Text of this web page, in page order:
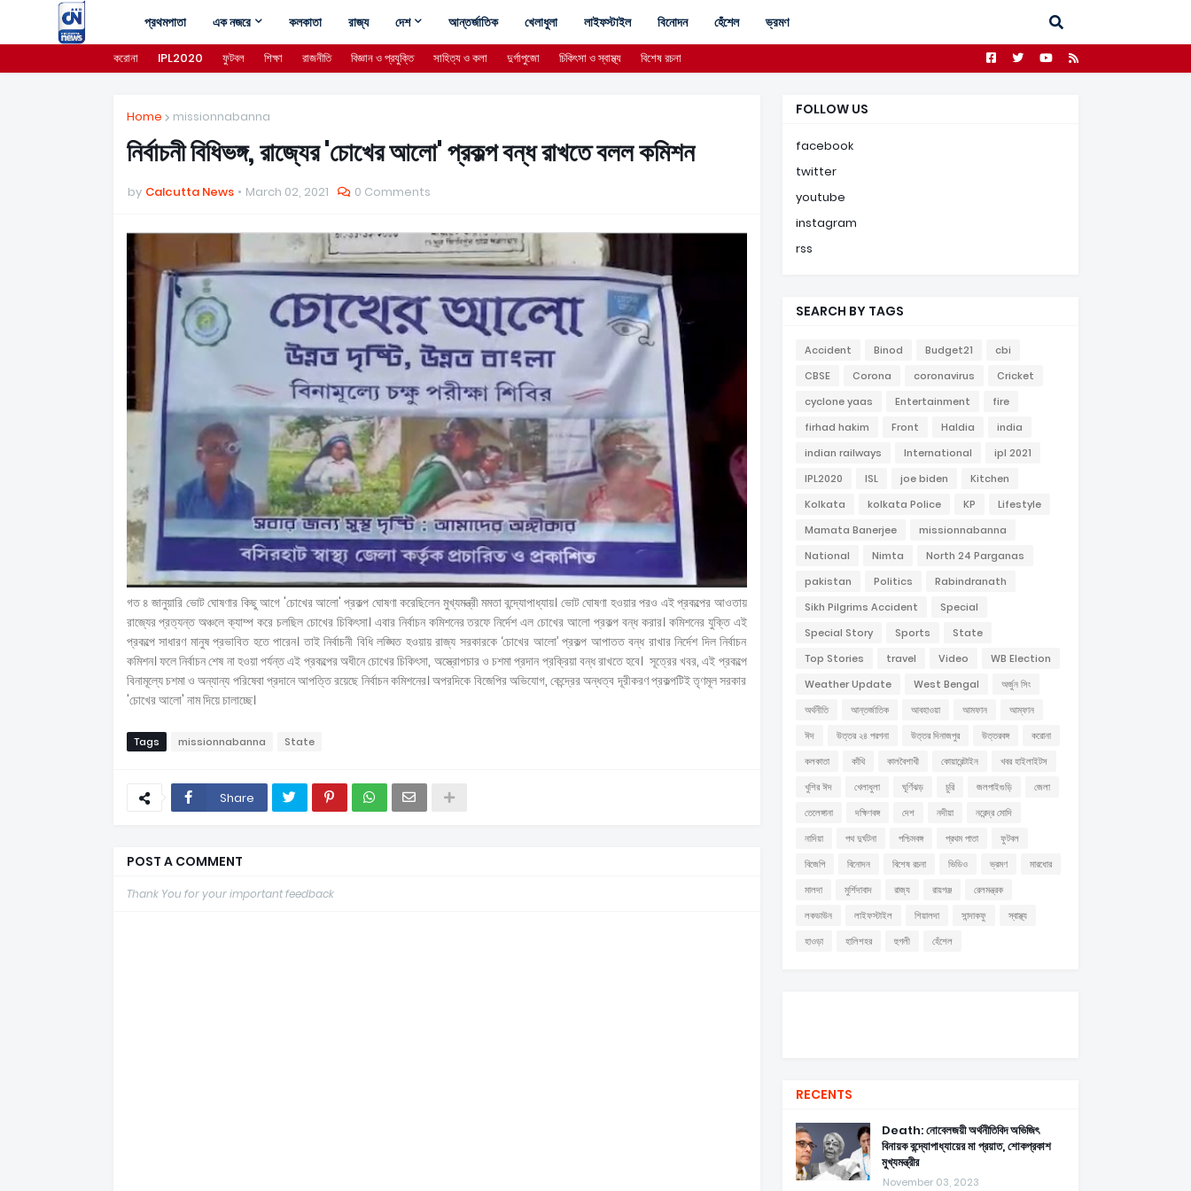
প্রথমপাতা এক নজরে কলকাতা রাজ্য দেশ আন্তর্জাতিক খেলাধুলা লাইফস্টাইল বিনোদন হেঁশেল ভ্রমণ
করোনা IPL2020 ফুটবল শিক্ষা রাজনীতি বিজ্ঞান ও প্রযুক্তি সাহিত্য ও কলা দুর্গাপুজো চিকিৎসা ও স্বাস্থ্য বিশেষ রচনা
Home missionnabanna
নির্বাচনী বিধিভঙ্গ, রাজ্যের 'চোখের আলো' প্রকল্প বন্ধ রাখতে বলল কমিশন
by Calcutta News March 02, 2021 0 Comments
গত ৪ জানুয়ারি ভোট ঘোষণার কিছু আগে 'চোখের আলো' প্রকল্প ঘোষণা করেছিলেন মুখ্যমন্ত্রী মমতা বন্দ্যোপাধ্যায়। ভোট ঘোষণা হওয়ার পরও এই প্রকল্পের আওতায়
রাজ্যের প্রত্যন্ত অঞ্চলে ক্যাম্প করে চলছিল চোখের চিকিৎসা। এবার নির্বাচন কমিশনের তরফে নির্দেশ এল চোখের আলো প্রকল্প বন্ধ করার। কমিশনের যুক্তি এই
প্রকল্পে সাধারণ মানুষ প্রভাবিত হতে পারেন। তাই নির্বাচনী বিধি লঙ্ঘিত হওয়ায় রাজ্য সরকারকে ‘চোখের আলো’ প্রকল্প আপাতত বন্ধ রাখার নির্দেশ দিল নির্বাচন
কমিশন। ফলে নির্বাচন শেষ না হওয়া পর্যন্ত এই প্রকল্পের অধীনে চোখের চিকিৎসা, অস্ত্রোপচার ও চশমা প্রদান প্রক্রিয়া বন্ধ রাখতে হবে। সূত্রের খবর, এই প্রকল্পে
বিনামূল্যে চশমা ও অন্যান্য পরিষেবা প্রদানে আপত্তি রয়েছে নির্বাচন কমিশনের। অপরদিকে বিজেপির অভিযোগ, কেন্দ্রের অন্ধত্ব দূরীকরণ প্রকল্পটিই তৃণমূল সরকার
'চোখের আলো' নাম দিয়ে চালাচ্ছে।
Tags missionnabanna State
Share
POST A COMMENT
Thank You for your important feedback
FOLLOW US
facebook
twitter
youtube
instagram
rss
SEARCH BY TAGS
Accident Binod Budget21
cbi
CBSE
Corona coronavirus
Cricket
cyclone yaas
Entertainment
fire
firhad hakim
Front Haldia
india
indian railways
International
ipl 2021
IPL2020
ISL joe biden
Kitchen
Kolkata
kolkata Police KP
Lifestyle
Mamata Banerjee
missionnabanna
National
Nimta
North 24 Parganas
pakistan
Politics
Rabindranath
Sikh Pilgrims Accident
Special
Special Story
Sports
State
Top Stories
travel Video
WB Election
Weather Update
West Bengal
অর্জুন সিং
অর্থনীতি
আন্তর্জাতিক আবহাওয়া আমফান
আম্ফান
ঈদ
উত্তর ২৪ পরগনা উত্তর দিনাজপুর উত্তরবঙ্গ
করোনা
কলকাতা
কাঁথি কালবৈশাখী কোয়ারেন্টাইন
খবর হাইলাইটস
খুশির ঈদ
খেলাধুলা ঘূর্ণিঝড় চুরি জলপাইগুড়ি
জেলা
তেলেঙ্গানা
দক্ষিণবঙ্গ দেশ নদীয়া
নরেন্দ্র মোদি
নাদিয়া
পথ দুর্ঘটনা পশ্চিমবঙ্গ প্রথম পাতা
ফুটবল
বিজেপি
বিনোদন বিশেষ রচনা ভিডিও ভ্রমণ
মারধোর
মালদা
মুর্শিদাবাদ রাজ্য রায়গঞ্জ
রেলমন্ত্রক
লকডাউন
লাইফস্টাইল শিয়ালদা সান্দাকফু
স্বাস্থ্য
হাওড়া
হালিশহর হুগলী হেঁশেল
RECENTS
Death: নোবেলজয়ী অর্থনীতিবিদ অভিজিৎ
বিনায়ক বন্দ্যোপাধ্যায়ের মা প্রয়াত, শোকপ্রকাশ
মুখ্যমন্ত্রীর
November 03, 2023